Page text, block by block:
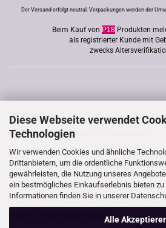
Diese Webseite verwendet
Technologien
Wir verwenden Cookies und ähnliche
Drittanbietern, um die ordentliche
gewährleisten, die Nutzung unseres
ein bestmögliches Einkaufserlebnis bieten zu
Informationen finden Sie in unserer
Alle
Der Versand erfolgt neutral. Verpackungen werden der
Beim Kauf von P18Produkten
als registrierter Kunde mit
zwecks
INFORMATION
http://www.good-lack.de/info/sitemap.html
Produktfoto-Hinweis für den gesamten Inhalt
*In den einzelnen Artikelbeschreibungen nicht
Veranschaulichung mit abgebildete Gegenstände
nicht im Lieferumfang enthalten.